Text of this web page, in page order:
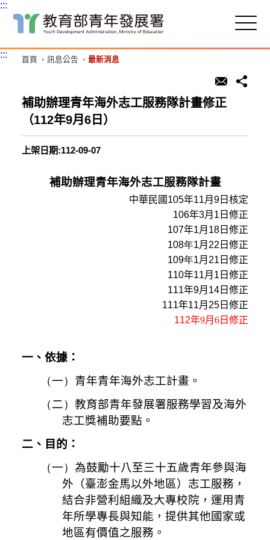
主
要
塊
:::
::: 首頁 訊息公告 最新消息
補助辦理青年海外志工服務隊計畫修正
（112年9月6日）
上架日期:112-09-07
補助辦理青年海外志工服務隊計畫
中華民國 105年11月9 日核定
106年3月 1 日修正
107年1月 18 日修正
108年1月 22 日修正
109年1月 21 日修正
110年11月 1 日修正
111年9月 14 日修正
111年11月 25 日修正
112年9月6 日修正
一、依據：
（一） 青年青年海外志工計畫。
（二） 教育部青年發展署服務學習及海外
志工獎補助要點。
二、目的：
（一） 為鼓勵十八至三十五歲青年參與海
外（臺澎金馬以外地區）志工服務，
結合非營利組織及大專校院，運用青
年所學專長與知能，提供其他國家或
地區有價值之服務。